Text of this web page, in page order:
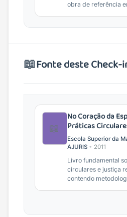
obra de referência
📖Fonte deste Check-
📖
No Coração da
Práticas
Escola Superior da
AJURIS • 2011
Livro fundamental
circulares e justiça
contendo